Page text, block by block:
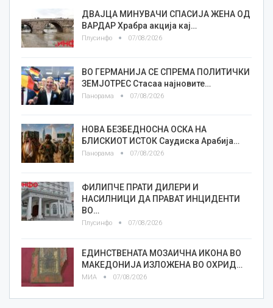
ДВАЈЦА МИНУВАЧИ СПАСИЈА ЖЕНА ОД
ВАРДАР Храбра акција кај…
Плусинфо 07/08/2026
ВО ГЕРМАНИЈА СЕ СПРЕМА ПОЛИТИЧКИ
ЗЕМЈОТРЕС Стасаа најновите…
Панорама 07/08/2026
НОВА БЕЗБЕДНОСНА ОСКА НА
БЛИСКИОТ ИСТОК Саудиска Арабија…
Панорама 07/08/2026
ФИЛИПЧЕ ПРАТИ ДИЛЕРИ И
НАСИЛНИЦИ ДА ПРАВАТ ИНЦИДЕНТИ
ВО…
Плусинфо 07/08/2026
ЕДИНСТВЕНАТА МОЗАИЧНА ИКОНА ВО
МАКЕДОНИЈА ИЗЛОЖЕНА ВО ОХРИД…
МИА 07/08/2026